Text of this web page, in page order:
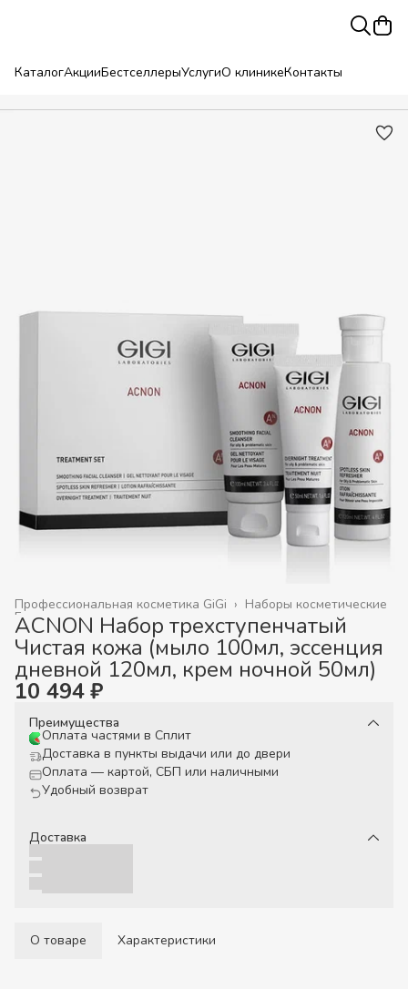
КаталогАкцииБестселлерыУслугиО клиникеКонтакты
Наборы косметические
Профессиональная косметика GiGi ›
Главная ›
ACNON Набор трехступенчатый
Чистая кожа (мыло 100мл, эссенция
дневной 120мл, крем ночной 50мл)
10 494 ₽
Преимущества
Оплата частями в Сплит
Доставка в пункты выдачи или до двери
Оплата — картой, СБП или наличными
Удобный возврат
Доставка
О товаре Характеристики